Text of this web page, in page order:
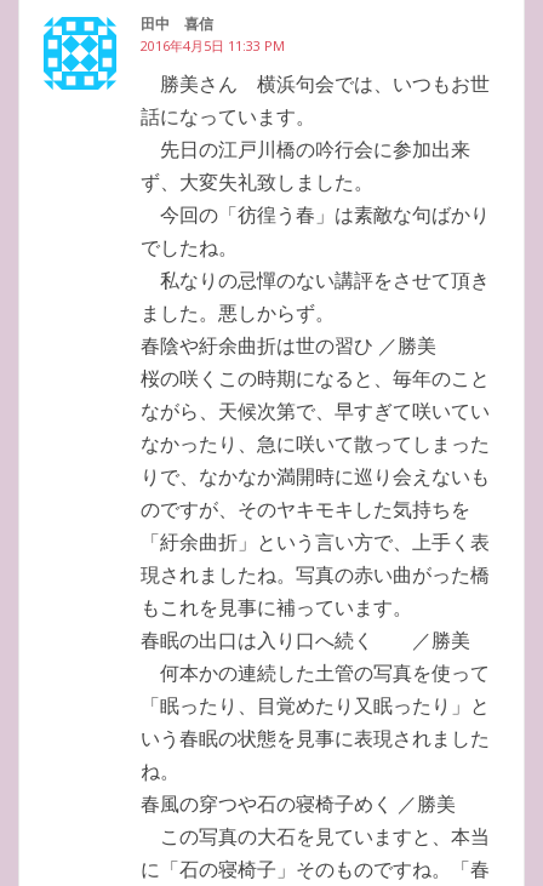
田中 喜信
2016年4月5日 11:33 PM
勝美さん 横浜句会では、いつもお世
話になっています。
先日の江戸川橋の吟行会に参加出来
ず、大変失礼致しました。
今回の「彷徨う春」は素敵な句ばかり
でしたね。
私なりの忌憚のない講評をさせて頂き
ました。悪しからず。
春陰や紆余曲折は世の習ひ ／勝美
桜の咲くこの時期になると、毎年のこと
ながら、天候次第で、早すぎて咲いてい
なかったり、急に咲いて散ってしまった
りで、なかなか満開時に巡り会えないも
のですが、そのヤキモキした気持ちを
「紆余曲折」という言い方で、上手く表
現されましたね。写真の赤い曲がった橋
もこれを見事に補っています。
春眠の出口は入り口へ続く ／勝美
何本かの連続した土管の写真を使って
「眠ったり、目覚めたり又眠ったり」と
いう春眠の状態を見事に表現されました
ね。
春風の穿つや石の寝椅子めく ／勝美
この写真の大石を見ていますと、本当
に「石の寝椅子」そのものですね。「春